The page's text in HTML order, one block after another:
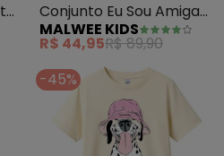
Conjunto Eu Sou Amiga
dos Animais (Off White)
MALWEE KIDS
R$ 44,95R$ 89,90
-45%